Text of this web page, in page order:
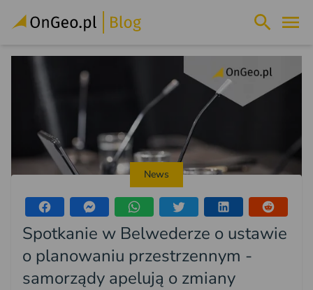
News
Spotkanie w Belwederze o ustawie
o planowaniu przestrzennym -
samorządy apelują o zmiany